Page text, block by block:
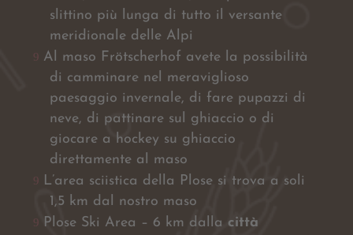
slittino più lunga di tutto il versante
meridionale delle Alpi
Al maso Frötscherhof avete la possibilità
di camminare nel meraviglioso
paesaggio invernale, di fare pupazzi di
neve, di pattinare sul ghiaccio o di
giocare a hockey su ghiaccio
direttamente al maso
L’area sciistica della Plose si trova a soli
1,5 km dal nostro maso
Plose Ski Area – 6 km dalla città